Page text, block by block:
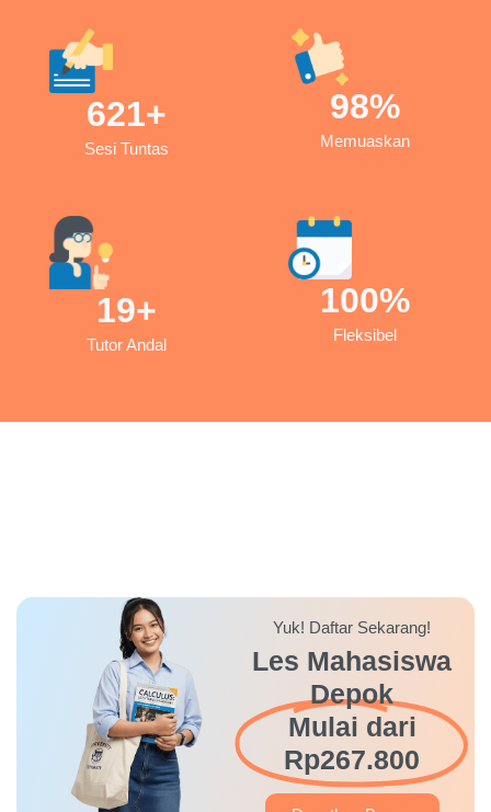
Sesi Tuntas
621+
Memuaskan
98%
Tutor Andal
19+
Fleksibel
100%
Yuk! Daftar Sekarang!
Les Mahasiswa
Depok
Mulai dari
Rp267.800